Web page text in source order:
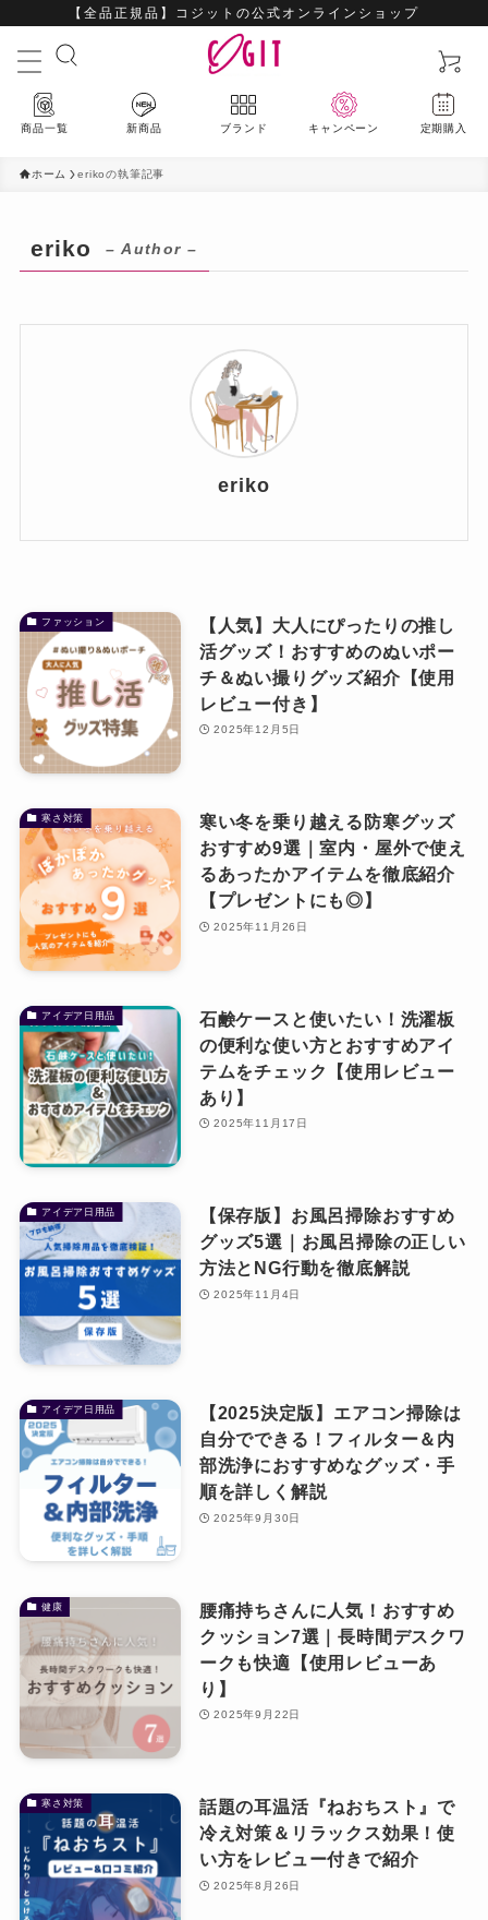
【全品正規品】コジットの公式オンラインショップ
商品一覧 新商品 ブランド キャンペーン 定期購入
最新入荷アイテムはこちら
ハウスウェア
ブランド
SALE
コンテンツ
INFORMATIOM
ご利用ガイド
プライバシーポリシー
特定商取引法について
お問い合わせ
ホーム erikoの執筆記事
eriko – Author –
eriko
ファッション
【人気】大人にぴったりの推し
活グッズ！おすすめのぬいポー
チ＆ぬい撮りグッズ紹介【使用
レビュー付き】
2025年12月5日
寒さ対策
寒い冬を乗り越える防寒グッズ
おすすめ9選｜室内・屋外で使え
るあったかアイテムを徹底紹介
【プレゼントにも◎】
2025年11月26日
アイデア日用品
石鹸ケースと使いたい！洗濯板
の便利な使い方とおすすめアイ
テムをチェック【使用レビュー
あり】
2025年11月17日
アイデア日用品
【保存版】お風呂掃除おすすめ
グッズ5選｜お風呂掃除の正しい
方法とNG行動を徹底解説
2025年11月4日
アイデア日用品
【2025決定版】エアコン掃除は
自分でできる！フィルター＆内
部洗浄におすすめなグッズ・手
順を詳しく解説
2025年9月30日
健康
腰痛持ちさんに人気！おすすめ
クッション7選｜長時間デスクワ
ークも快適【使用レビューあ
り】
2025年9月22日
寒さ対策
話題の耳温活『ねおちスト』で
冷え対策＆リラックス効果！使
い方をレビュー付きで紹介
2025年8月26日